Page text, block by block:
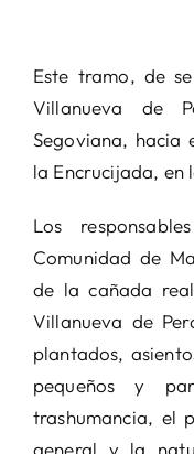
Este tramo, de
Villanueva de
Segoviana, hacia
la Encrucijada, en
Los
Comunidad de
de la cañada
Villanueva de
plantados,
pequeños y
trashumancia, el